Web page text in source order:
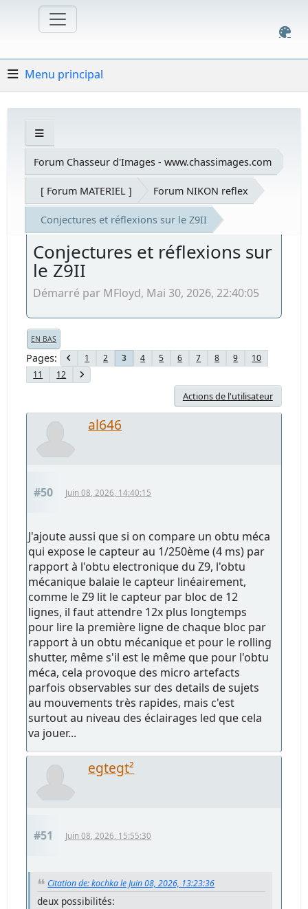
Menu principal
Forum Chasseur d'Images - www.chassimages.com
[ Forum MATERIEL ] Forum NIKON reflex
Conjectures et réflexions sur le Z9II
Conjectures et réflexions sur
le Z9II
Démarré par MFloyd, Mai 30, 2026, 22:40:05
EN BAS
Pages 1 2 3 4 5 6 7 8 9
10
11
12
Actions de l'utilisateur
al646
#50 Juin 08, 2026, 14:40:15
J'ajoute aussi que si on compare un obtu méca
qui expose le capteur au 1/250ème (4 ms) par
rapport à l'obtu electronique du Z9, l'obtu
mécanique balaie le capteur linéairement,
comme le Z9 lit le capteur par bloc de 12
lignes, il faut attendre 12x plus longtemps
pour lire la première ligne de chaque bloc par
rapport à un obtu mécanique et pour le rolling
shutter, même s'il est le même que pour l'obtu
méca, cela provoque des micro artefacts
parfois observables sur des details de sujets
au mouvements très rapides, mais c'est
surtout au niveau des éclairages led que cela
va jouer...
egtegt²
#51 Juin 08, 2026, 15:55:30
Citation de: kochka le Juin 08, 2026, 13:23:36
deux possibilités: